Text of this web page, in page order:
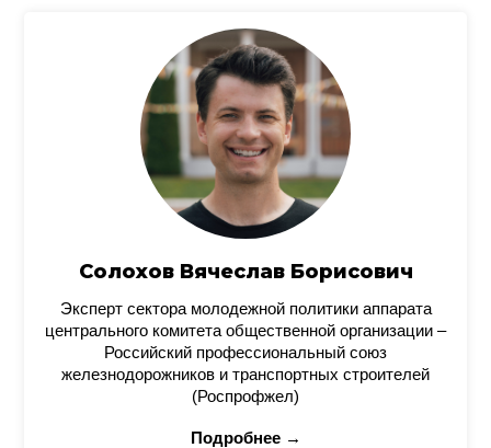
Солохов Вячеслав Борисович
Эксперт сектора молодежной политики аппарата
центрального комитета общественной организации –
Российский профессиональный союз
железнодорожников и транспортных строителей
(Роспрофжел)
Подробнее →